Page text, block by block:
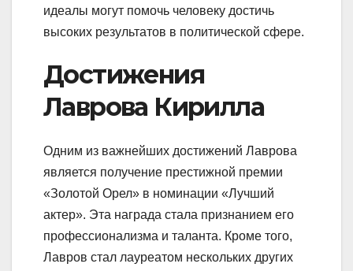
идеалы могут помочь человеку достичь
высоких результатов в политической сфере.
Достижения
Лаврова Кирилла
Одним из важнейших достижений Лаврова
является получение престижной премии
«Золотой Орел» в номинации «Лучший
актер». Эта награда стала признанием его
профессионализма и таланта. Кроме того,
Лавров стал лауреатом нескольких других